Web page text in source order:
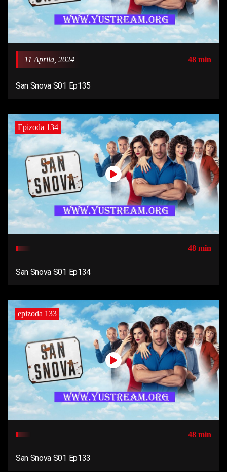
11 Aprila, 2024 48 min
San Snova S01 Ep135
Epizoda 134
48 min
San Snova S01 Ep134
epizoda 133
48 min
San Snova S01 Ep133